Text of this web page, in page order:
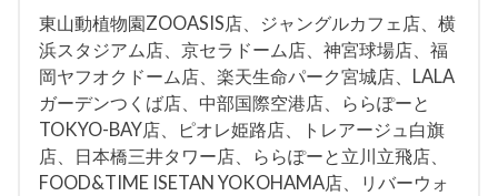
東山動植物園ZOOASIS店、ジャングルカフェ店、横
浜スタジアム店、京セラドーム店、神宮球場店、福
岡ヤフオクドーム店、楽天生命パーク宮城店、LALA
ガーデンつくば店、中部国際空港店、ららぽーと
TOKYO-BAY店、ピオレ姫路店、トレアージュ白旗
店、日本橋三井タワー店、ららぽーと立川立飛店、
FOOD&TIME ISETAN YOKOHAMA店、リバーウォ